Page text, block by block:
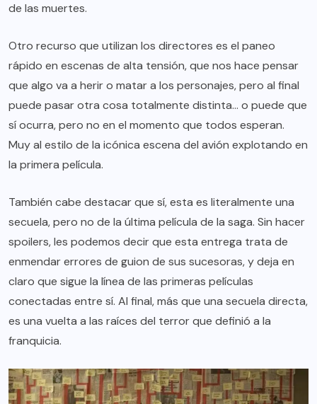
de las muertes.
Otro recurso que utilizan los directores es el paneo
rápido en escenas de alta tensión, que nos hace pensar
que algo va a herir o matar a los personajes, pero al final
puede pasar otra cosa totalmente distinta… o puede que
sí ocurra, pero no en el momento que todos esperan.
Muy al estilo de la icónica escena del avión explotando en
la primera película.
También cabe destacar que sí, esta es literalmente una
secuela, pero no de la última película de la saga. Sin hacer
spoilers, les podemos decir que esta entrega trata de
enmendar errores de guion de sus sucesoras, y deja en
claro que sigue la línea de las primeras películas
conectadas entre sí. Al final, más que una secuela directa,
es una vuelta a las raíces del terror que definió a la
franquicia.